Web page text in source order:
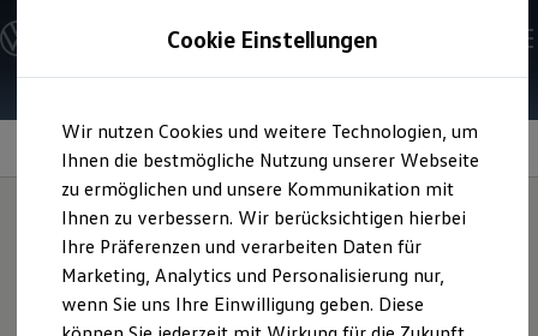
Hauptinhalt
springen
Footer
springen
Modelle und Konfigurator
Konfigurator
Modelle vergleichen
Elektroautos
ENERGY Sondermodelle
Nutzfahrzeuge
SUV und CUV
Familienautos
Kombis
Kompaktwagen
Sportwagen
Schnell verfügbare Fahrzeuge
Exterieur
Sportlichbis ins Detail
Cookie Einstellungen
Wir nutzen Cookies und weitere Technologien, um
Ihnen die bestmögliche Nutzung unserer Webseite
zu ermöglichen und unsere Kommunikation mit
Ihnen zu verbessern. Wir berücksichtigen hierbei
Ihre Präferenzen und verarbeiten Daten für
Marketing, Analytics und Personalisierung nur,
wenn Sie uns Ihre Einwilligung geben. Diese